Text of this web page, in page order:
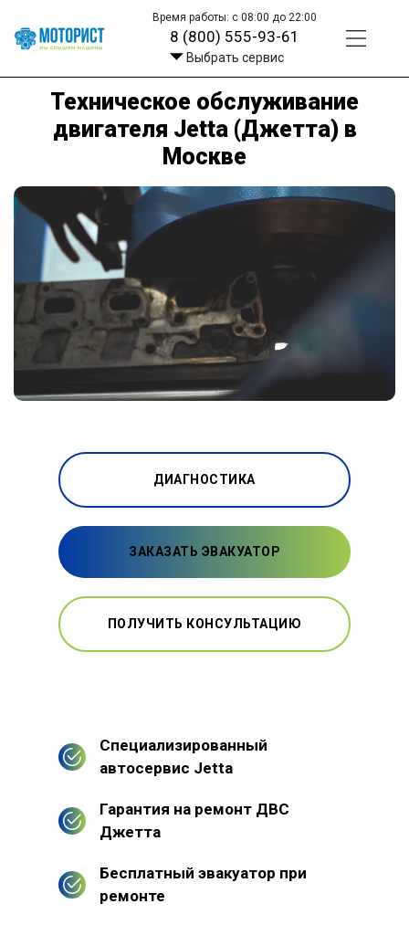
Время работы: с 08:00 до 22:00
8 (800) 555-93-61
Выбрать сервис
Техническое обслуживание
двигателя Jetta (Джетта) в
Москве
ДИАГНОСТИКА
ЗАКАЗАТЬ ЭВАКУАТОР
ПОЛУЧИТЬ КОНСУЛЬТАЦИЮ
Специализированный
автосервис Jetta
Гарантия на ремонт ДВС
Джетта
Бесплатный эвакуатор при
ремонте